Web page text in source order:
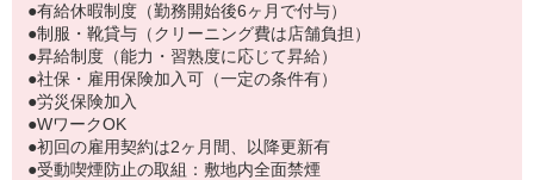
●有給休暇制度（勤務開始後6ヶ月で付与）
●制服・靴貸与（クリーニング費は店舗負担）
●昇給制度（能力・習熟度に応じて昇給）
●社保・雇用保険加入可（一定の条件有）
●労災保険加入
●WワークOK
●初回の雇用契約は2ヶ月間、以降更新有
●受動喫煙防止の取組：敷地内全面禁煙